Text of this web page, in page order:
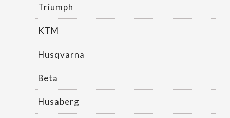
Triumph
KTM
Husqvarna
Beta
Husaberg